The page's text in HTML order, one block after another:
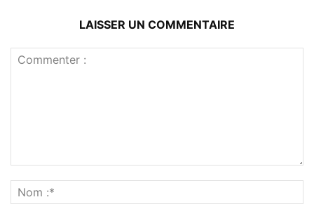
LAISSER UN COMMENTAIRE